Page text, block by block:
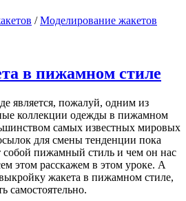
/Моделирование жакетов
в пижамном стиле
является, пожалуй, одним из
коллекции одежды в пижамном
самых известных мировых
для смены тенденции пока
собой пижамный стиль и чем он нас
этом расскажем в этом уроке. А
жакета в пижамном стиле,
самостоятельно.